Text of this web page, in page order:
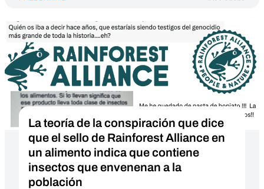
La teoría de la conspiración que dice
que el sello de Rainforest Alliance en
un alimento indica que contiene
insectos que envenenan a la
población